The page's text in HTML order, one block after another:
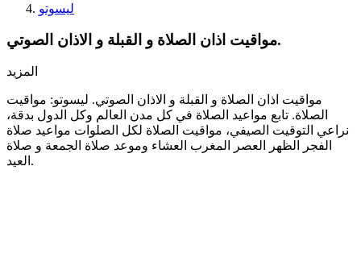
ليسوتو
مواقيت اذان الصلاة و القبلة و الاذان الصوتي.
المزيد
مواقيت اذان الصلاة و القبلة و الاذان الصوتي. ليسوتو: مواقيت
الصلاة. تابع مواعيد الصلاة في كل مدن العالم وكل الدول بدقة،
نراعي التوقيت الصيفي، مواقيت الصلاة لكل الصلوات مواعيد صلاة
الفجر الظهر العصر المغرب العشاء وموعد صلاة الجمعة و صلاة
العيد.